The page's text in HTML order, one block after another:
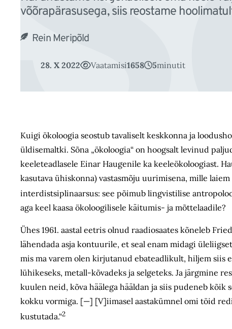
võõrapärasusega, siis reostame
Rein Meripõld
28. X 2022 Vaatamisi1658 5minutit
Kuigi ökoloogia seostub tavaliselt keskkonna ja
üldisemaltki. Sõna „ökoloogia“ on hoogsalt levinud
keeleteadlasele Einar Haugenile ka keele­ökoloogiast.
kasutava ühiskonna) vastasmõju uurimisena, mille
interdistsiplinaarsus: see põimub lingvistilise
aga keel kaasa ökoloogilisele käitumis- ja mõttelaadile?
Ühes 1961. aastal eetris olnud raadiosaates kõneleb
lähendada asja kontuurile, et seal enam midagi
mis ma varem olen kirjutanud ebateadlikult, hiljem siis
lühikeseks, metall-kõvadeks ja selgeteks. Ja järgmine
kuulen neid, kõva häälega hääldan ja siis pudeneb kõik
kokku vormiga. [—] [V]iimasel aastakümnel omi töid
kustutada.“2